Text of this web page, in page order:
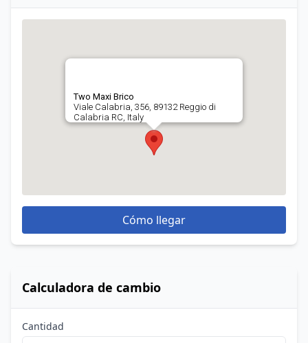
Two Maxi Brico
Viale Calabria, 356, 89132 Reggio di
Calabria RC, Italy
Cómo llegar
Calculadora de cambio
Cantidad